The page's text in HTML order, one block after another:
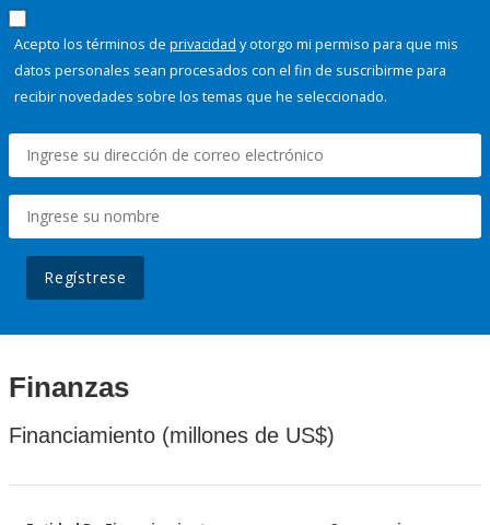
Acepto los términos de privacidad y otorgo mi permiso para que mis
datos personales sean procesados con el fin de suscribirme para
recibir novedades sobre los temas que he seleccionado.
Regístrese
Finanzas
Financiamiento (millones de US$)